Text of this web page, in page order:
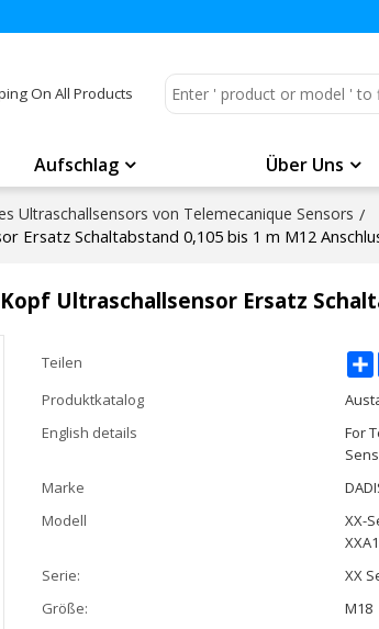
On All Products
Aufschlag Über Uns
Ultraschallsensors von Telemecanique Sensors /
Ersatz Schaltabstand 0,105 bis 1 m M12
Ultraschallsensor Ersatz
Teilen
Produktkatalog
English details
For
Marke
Modell
XX-
Serie:
XX
Größe:
M18